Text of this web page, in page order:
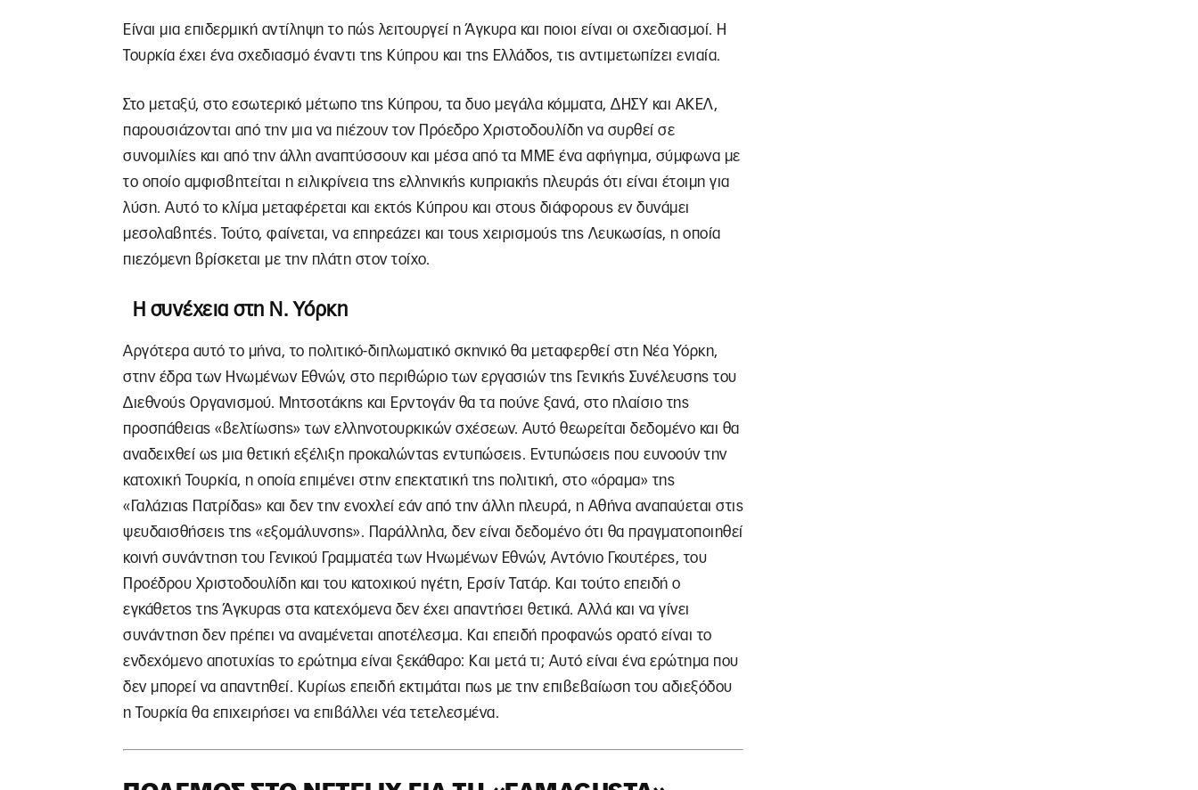
Είναι μια επιδερμική αντίληψη το πώς λειτουργεί η Άγκυρα και ποιοι είναι οι σχεδιασμοί. Η
Τουρκία έχει ένα σχεδιασμό έναντι της Κύπρου και της Ελλάδος, τις αντιμετωπίζει ενιαία.
Στο μεταξύ, στο εσωτερικό μέτωπο της Κύπρου, τα δυο μεγάλα κόμματα, ΔΗΣΥ και ΑΚΕΛ,
παρουσιάζονται από την μια να πιέζουν τον Πρόεδρο Χριστοδουλίδη να συρθεί σε
συνομιλίες και από την άλλη αναπτύσσουν και μέσα από τα ΜΜΕ ένα αφήγημα, σύμφωνα με
το οποίο αμφισβητείται η ειλικρίνεια της ελληνικής κυπριακής πλευράς ότι είναι έτοιμη για
λύση. Αυτό το κλίμα μεταφέρεται και εκτός Κύπρου και στους διάφορους εν δυνάμει
μεσολαβητές. Τούτο, φαίνεται, να επηρεάζει και τους χειρισμούς της Λευκωσίας, η οποία
πιεζόμενη βρίσκεται με την πλάτη στον τοίχο.
Η συνέχεια στη Ν. Υόρκη
Αργότερα αυτό το μήνα, το πολιτικό-διπλωματικό σκηνικό θα μεταφερθεί στη Νέα Υόρκη,
στην έδρα των Ηνωμένων Εθνών, στο περιθώριο των εργασιών της Γενικής Συνέλευσης του
Διεθνούς Οργανισμού. Μητσοτάκης και Ερντογάν θα τα πούνε ξανά, στο πλαίσιο της
προσπάθειας «βελτίωσης» των ελληνοτουρκικών σχέσεων. Αυτό θεωρείται δεδομένο και θα
αναδειχθεί ως μια θετική εξέλιξη προκαλώντας εντυπώσεις. Εντυπώσεις που ευνοούν την
κατοχική Τουρκία, η οποία επιμένει στην επεκτατική της πολιτική, στο «όραμα» της
«Γαλάζιας Πατρίδας» και δεν την ενοχλεί εάν από την άλλη πλευρά, η Αθήνα αναπαύεται στις
ψευδαισθήσεις της «εξομάλυνσης». Παράλληλα, δεν είναι δεδομένο ότι θα πραγματοποιηθεί
κοινή συνάντηση του Γενικού Γραμματέα των Ηνωμένων Εθνών, Αντόνιο Γκουτέρες, του
Προέδρου Χριστοδουλίδη και του κατοχικού ηγέτη, Ερσίν Τατάρ. Και τούτο επειδή ο
εγκάθετος της Άγκυρας στα κατεχόμενα δεν έχει απαντήσει θετικά. Αλλά και να γίνει
συνάντηση δεν πρέπει να αναμένεται αποτέλεσμα. Και επειδή προφανώς ορατό είναι το
ενδεχόμενο αποτυχίας το ερώτημα είναι ξεκάθαρο: Και μετά τι; Αυτό είναι ένα ερώτημα που
δεν μπορεί να απαντηθεί. Κυρίως επειδή εκτιμάται πως με την επιβεβαίωση του αδιεξόδου
η Τουρκία θα επιχειρήσει να επιβάλλει νέα τετελεσμένα.